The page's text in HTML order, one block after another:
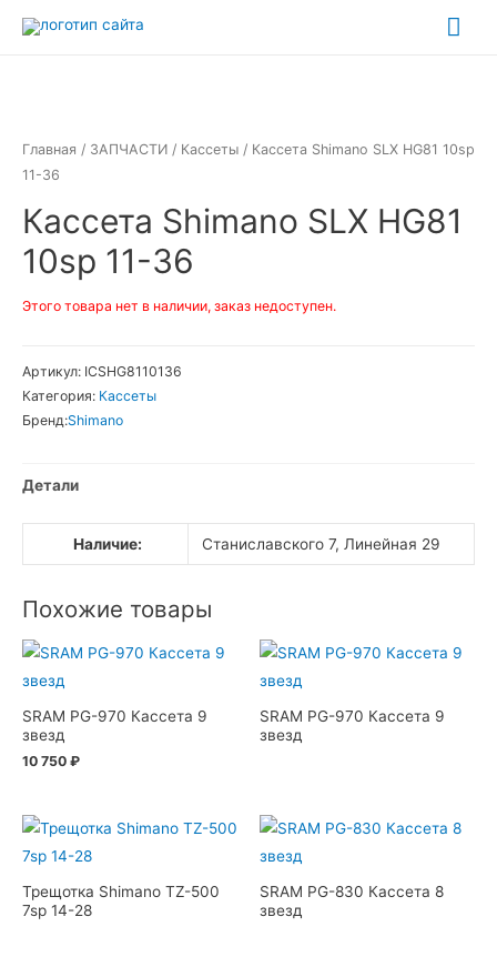
Главная / ЗАПЧАСТИ / Кассеты / Кассета Shimano SLX HG81 10sp
11-36
Кассета Shimano SLX HG81
10sp 11-36
Этого товара нет в наличии, заказ недоступен.
Артикул: ICSHG8110136
Категория: Кассеты
Бренд:Shimano
Детали
Наличие: Станиславского 7, Линейная 29
Похожие товары
SRAM PG-970 Кассета 9
звезд
10 750 ₽
SRAM PG-970 Кассета 9
звезд
Трещотка Shimano TZ-500
7sp 14-28
SRAM PG-830 Кассета 8
звезд